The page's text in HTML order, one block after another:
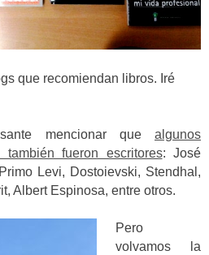
que recomiendan libros. Iré
mencionar que algunos
fueron escritores: José
Levi, Dostoievski, Stendhal,
Albert Espinosa, entre otros.
Pero
volvamos la